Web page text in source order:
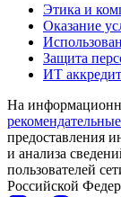
Этика и
Оказание
Защита
ИТ
На
предоставления
и анализа
пользователей
Российской